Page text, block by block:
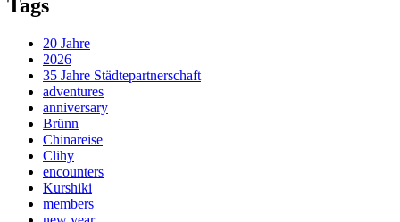
Tags
20 Jahre
2026
35 Jahre Städtepartnerschaft
adventures
anniversary
Brünn
Chinareise
Clihy
encounters
Kurshiki
members